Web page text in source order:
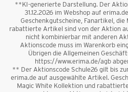
**KI-generierte Darstellung. Der
31.12.2026 im Webshop auf
Geschenkgutscheine, Fanartikel, die
rabattierte Artikel sind von der Aktion
nicht kombinierbar mit anderen
Aktionscode muss im Warenkorb
Übrigen die Allgemeinen
https://www.erima.de/agb
** Der Aktionscode Schule26 gilt bis
erima.de auf ausgewählte Artikel.
Magic White Kollektion und